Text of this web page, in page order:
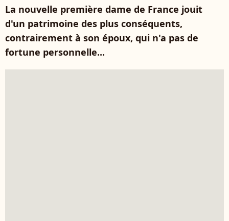
La nouvelle première dame de France jouit
d'un patrimoine des plus conséquents,
contrairement à son époux, qui n'a pas de
fortune personnelle...